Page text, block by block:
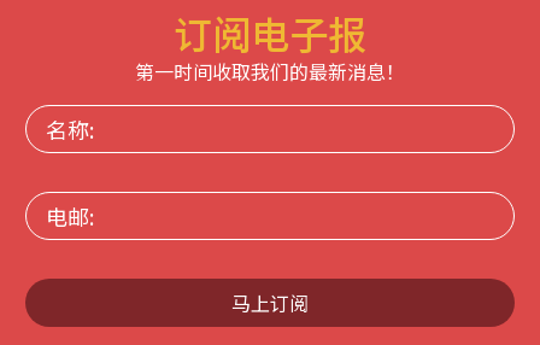
订阅电子报
第一时间收取我们的最新消息！
名
称:
电
邮:
马上订阅